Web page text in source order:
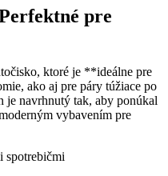
pre
ktoré je **ideálne pre
ako aj pre páry túžiace po
je navrhnutý tak, aby ponúkal
vybavením pre
spotrebičmi